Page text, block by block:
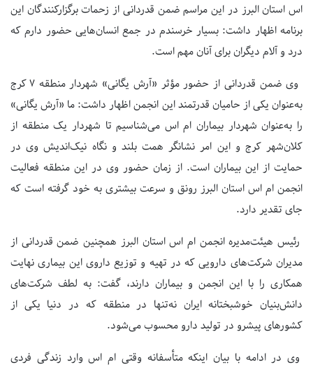
اس استان البرز در این مراسم ضمن قدردانی از زحمات برگزارکنندگان این
برنامه اظهار داشت: بسیار خرسندم در جمع انسان‌هایی حضور دارم که
درد و آلام دیگران برای آنان مهم است.
وی ضمن قدردانی از حضور مؤثر «آرش یگانی» شهردار منطقه 7 کرج
به‌عنوان یکی از حامیان قدرتمند این انجمن اظهار داشت: ما «آرش یگانی»
را به‌عنوان شهردار بیماران ام اس می‌شناسیم تا شهردار یک منطقه از
کلان‌شهر کرج و این امر نشانگر همت بلند و نگاه نیک‌اندیش وی در
حمایت از این بیماران است. از زمان حضور وی در این منطقه فعالیت
انجمن ام اس استان البرز رونق و سرعت بیشتری به خود گرفته است که
جای تقدیر دارد.
رئیس هیئت‌مدیره انجمن ام اس استان البرز همچنین ضمن قدردانی از
مدیران شرکت‌های دارویی که در تهیه و توزیع داروی این بیماری نهایت
همکاری را با این انجمن و بیماران دارند، گفت: به لطف شرکت‌های
دانش‌بنیان خوشبختانه ایران نه‌تنها در منطقه که در دنیا یکی از
کشورهای پیشرو در تولید دارو محسوب می‌شود.
وی در ادامه با بیان اینکه متأسفانه وقتی ام اس وارد زندگی فردی